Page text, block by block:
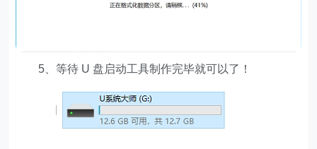
5、等待 U 盘启动工具制作完毕就可以了！